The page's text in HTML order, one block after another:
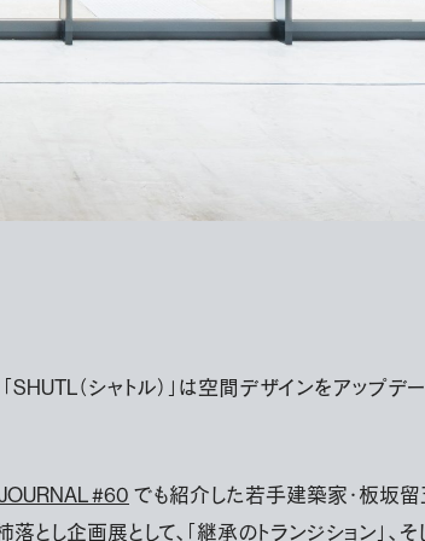
SHUTL（シャトル）」は空間デザインをアップデ
#60 でも紹介した若手建築家・板坂留
とし企画展として、「継承のトランジション」、